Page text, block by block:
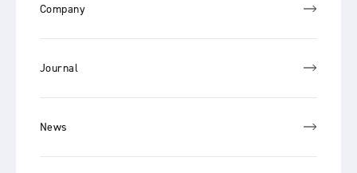
Company
Journal
News